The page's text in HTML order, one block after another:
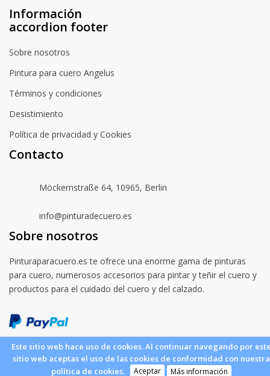
Este sitio web hace uso de cookies. Al continuar navegando por
sitio web aceptas el uso de las cookies de conformidad con nuestra
política de cookies.
Aceptar Más información
Información
accordion footer
Sobre nosotros
Pintura para cuero Angelus
Términos y condiciones
Desistimiento
Política de privacidad y Cookies
Contacto
Möckernstraße 64, 10965, Berlin
info@pinturadecuero.es
Sobre nosotros
Pinturaparacuero.es te ofrece una enorme gama de pinturas
para cuero, numerosos accesorios para pintar y teñir el cuero y
productos para el cuidado del cuero y del calzado.
© 2022 Pinturadecuero.es. All Rights Reserved.